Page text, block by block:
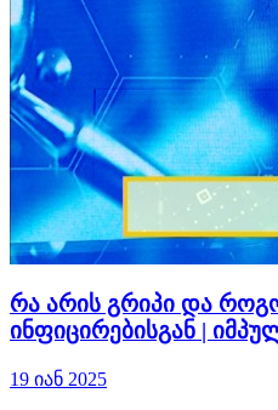
რა არის გრიპი და
ინფიცირებისგან |
19 იან 2025